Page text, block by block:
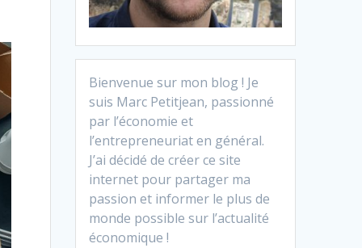
Bienvenue sur mon blog ! Je
suis Marc Petitjean, passionné
par l’économie et
l’entrepreneuriat en général.
J’ai décidé de créer ce site
internet pour partager ma
passion et informer le plus de
monde possible sur l’actualité
économique !